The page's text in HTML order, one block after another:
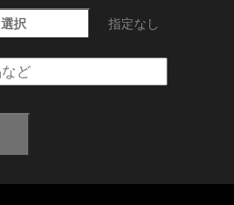
選択 指定なし